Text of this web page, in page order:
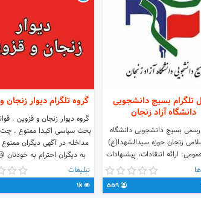
تلگرام بسیج دانشجویی
دانشگاه آزاد زنجان
رسمی بسیج دانشجویی دانشگاه
زنجان حوزه سیدالشهدا(ع)
ارائه انتقادات، پیشنهادات
مطالبات و مشکلات دانشجویان
@azu_basij
559
گروه تلگرام دیوار زنجان
گروه دیوار زنجان و قزوین .
بحث سیاسی اکیدا ممنوع .
مداخله در آگهی دیگران ممنوع
به دیگران احترام به خودتان
گروه 👇👇
اطلاعات بیشتر👇 🆔 @group_tabligh1
تبلیغات
1k